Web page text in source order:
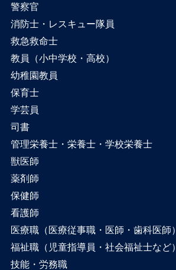
警察官
消防士・レスキュー隊員
救急救命士
教員（小中学校・高校）
幼稚園教員
保育士
学芸員
司書
管理栄養士・栄養士・学校栄養士
獣医師
薬剤師
保健師
看護師
医療職（医療従事職・医師・歯科医師）
福祉職（児童指導員・社会福祉士など）
技能・労務職